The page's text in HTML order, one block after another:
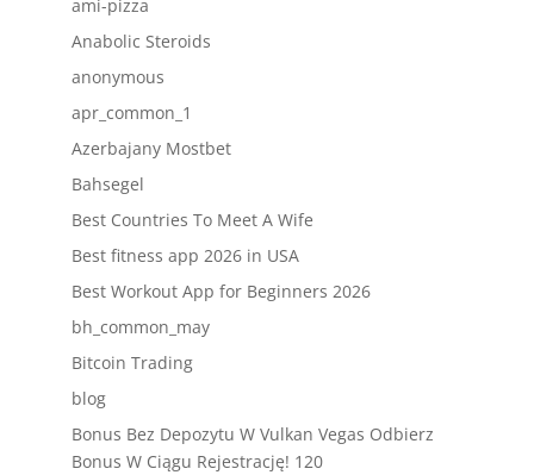
ami-pizza
Anabolic Steroids
anonymous
apr_common_1
Azerbajany Mostbet
Bahsegel
Best Countries To Meet A Wife
Best fitness app 2026 in USA
Best Workout App for Beginners 2026
bh_common_may
Bitcoin Trading
blog
Bonus Bez Depozytu W Vulkan Vegas Odbierz
Bonus W Ciągu Rejestrację! 120